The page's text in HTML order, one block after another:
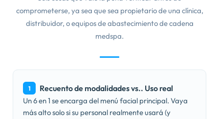
comprometerse, ya sea que sea propietario de una clínica,
distribuidor, o equipos de abastecimiento de cadena
medspa.
1 Recuento de modalidades vs.. Uso real
Un 6 en 1 se encarga del menú facial principal. Vaya
más alto solo si su personal realmente usará (y